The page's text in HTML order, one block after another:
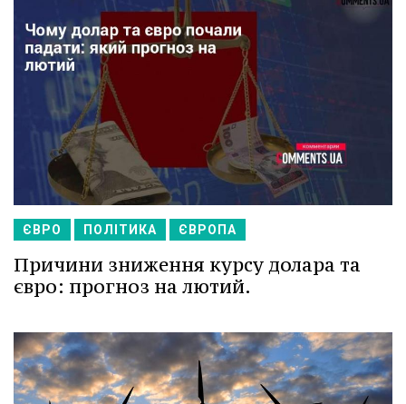
ЄВРО ПОЛІТИКА ЄВРОПА
Причини зниження курсу долара та
євро: прогноз на лютий.